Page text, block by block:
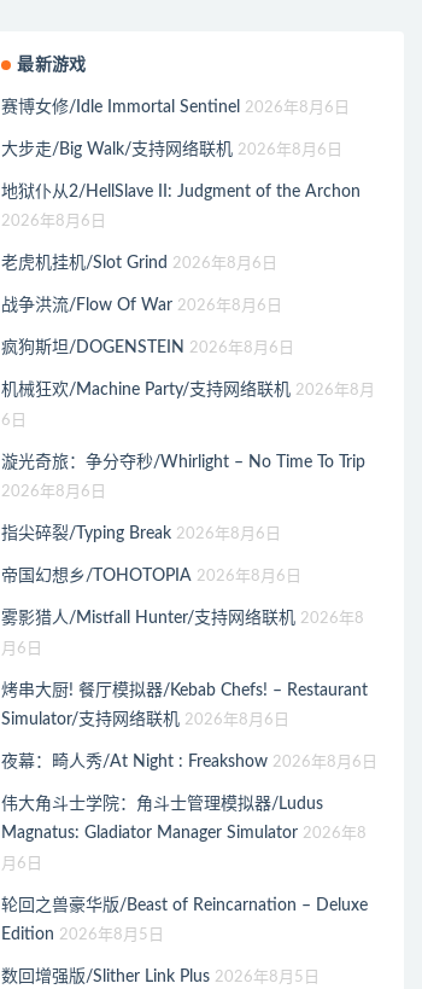
最新游戏
赛博女修/Idle Immortal Sentinel 2026年8月6日
大步走/Big Walk/支持网络联机 2026年8月6日
地狱仆从2/HellSlave II: Judgment of the Archon
2026年8月6日
老虎机挂机/Slot Grind 2026年8月6日
战争洪流/Flow Of War 2026年8月6日
疯狗斯坦/DOGENSTEIN 2026年8月6日
机械狂欢/Machine Party/支持网络联机 2026年8月
6日
漩光奇旅：争分夺秒/Whirlight – No Time To Trip
2026年8月6日
指尖碎裂/Typing Break 2026年8月6日
帝国幻想乡/TOHOTOPIA 2026年8月6日
雾影猎人/Mistfall Hunter/支持网络联机 2026年8
月6日
烤串大厨! 餐厅模拟器/Kebab Chefs! – Restaurant
Simulator/支持网络联机 2026年8月6日
夜幕：畸人秀/At Night : Freakshow 2026年8月6日
伟大角斗士学院：角斗士管理模拟器/Ludus
Magnatus: Gladiator Manager Simulator 2026年8
月6日
轮回之兽豪华版/Beast of Reincarnation – Deluxe
Edition 2026年8月5日
数回增强版/Slither Link Plus 2026年8月5日